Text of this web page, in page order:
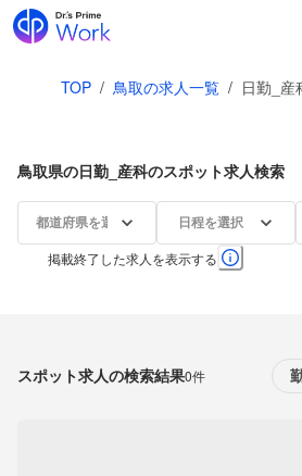
TOP / 鳥取の求人一覧 / 日勤_産
鳥取県の日勤_産科のスポット求人検索
都道府県を選択 日程を選択
掲載終了した求人を表示する
スポット求人の検索結果0件